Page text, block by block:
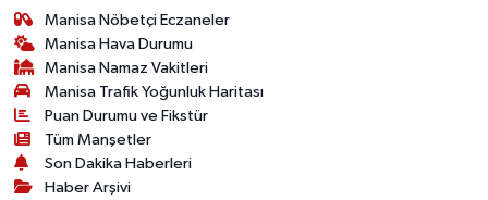
Manisa Nöbetçi Eczaneler
Manisa Hava Durumu
Manisa Namaz Vakitleri
Manisa Trafik Yoğunluk Haritası
Puan Durumu ve Fikstür
Tüm Manşetler
Son Dakika Haberleri
Haber Arşivi